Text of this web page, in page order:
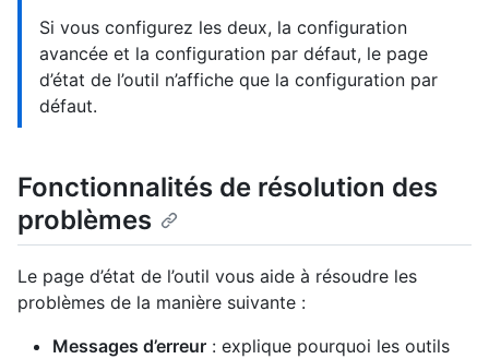
Si vous configurez les deux, la configuration
avancée et la configuration par défaut, le page
d’état de l’outil n’affiche que la configuration par
défaut.
Fonctionnalités de résolution des
problèmes
Le page d’état de l’outil vous aide à résoudre les
problèmes de la manière suivante :
Messages d’erreur : explique pourquoi les outils